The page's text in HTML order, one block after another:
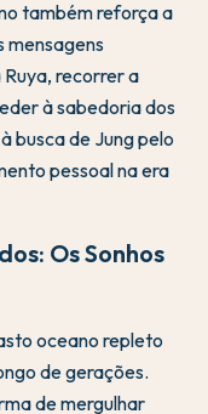
também reforça a
mensagens
recorrer a
à sabedoria dos
busca de Jung pelo
pessoal na era
Os Sonhos
oceano repleto
de gerações.
de mergulhar